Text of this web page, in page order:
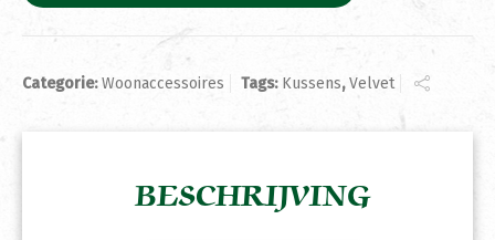
Categorie:Woonaccessoires Tags: Kussens,Velvet
BESCHRIJVING